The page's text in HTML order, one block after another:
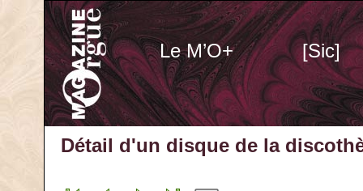
Le M’O+ [Sic]
Détail d'un disque de la